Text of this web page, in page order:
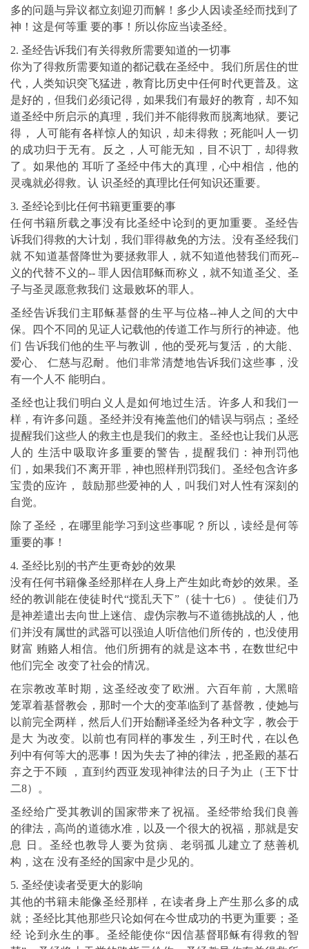
多的问题与异议都立刻迎刃而解！多少人因读圣经而找到了
神！这是何等重 要的事！所以你应当读圣经。
2. 圣经告诉我们有关得救所需要知道的一切事
你为了得救所需要知道的都记载在圣经中。我们所居住的世
代，人类知识突飞猛进，教育比历史中任何时代更普及。这
是好的，但我们必须记得，如果我们有最好的教育，却不知
道圣经中所启示的真理，我们并不能得救而脱离地狱。要记
得， 人可能有各样惊人的知识，却未得救；死能叫人一切
的成功归于无有。反之，人可能无知，目不识丁，却得救
了。如果他的 耳听了圣经中伟大的真理，心中相信，他的
灵魂就必得救。认 识圣经的真理比任何知识还重要。
3. 圣经论到比任何书籍更重要的事
任何书籍所载之事没有比圣经中论到的更加重要。圣经告
诉我们得救的大计划，我们罪得赦免的方法。没有圣经我们
就 不知道基督降世为要拯救罪人，就不知道他替我们而死--
义的代替不义的-- 罪人因信耶稣而称义，就不知道圣父、圣
子与圣灵愿意救我们 这最败坏的罪人。
圣经告诉我们主耶稣基督的生平与位格--神人之间的大中
保。四个不同的见证人记载他的传道工作与所行的神迹。他
们 告诉我们他的生平与教训，他的受死与复活，的大能、
爱心、 仁慈与忍耐。他们非常清楚地告诉我们这些事，没
有一个人不 能明白。
圣经也让我们明白义人是如何地过生活。许多人和我们一
样，有许多问题。圣经并没有掩盖他们的错误与弱点；圣经
提醒我们这些人的救主也是我们的救主。圣经也让我们从恶
人的 生活中吸取许多重要的警告，提醒我们：神刑罚他
们，如果我们不离开罪，神也照样刑罚我们。圣经包含许多
宝贵的应许， 鼓励那些爱神的人，叫我们对人性有深刻的
自觉。
除了圣经，在哪里能学习到这些事呢？所以，读经是何等
重要的事！
4. 圣经比别的书产生更奇妙的效果
没有任何书籍像圣经那样在人身上产生如此奇妙的效果。圣
经的教训能在使徒时代“搅乱天下”（徒十七6）。使徒们乃
是神差遣出去向世上迷信、虚伪宗教与不道德挑战的人，他
们并没有属世的武器可以强迫人听信他们所传的，也没使用
财富 贿赂人相信。他们所拥有的就是这本书，在数世纪中
他们完全 改变了社会的情况。
在宗教改革时期，这圣经改变了欧洲。六百年前，大黑暗
笼罩着基督教会，那时一个大的变革临到了基督教，使她与
以前完全两样，然后人们开始翻译圣经为各种文字，教会于
是大 为改变。以前也有同样的事发生，列王时代，在以色
列中有何等大的恶事！因为失去了神的律法，把圣殿的基石
弃之于不顾 ，直到约西亚发现神律法的日子为止（王下廿
二8）。
圣经给广受其教训的国家带来了祝福。圣经带给我们良善
的律法，高尚的道德水准，以及一个很大的祝福，那就是安
息 日。圣经也教导人要为贫病、老弱孤儿建立了慈善机
构，这在 没有圣经的国家中是少见的。
5. 圣经使读者受更大的影响
其他的书籍未能像圣经那样，在读者身上产生那么多的成
就；圣经比其他那些只论如何在今世成功的书更为重要；圣
经 论到永生的事。圣经能使你“因信基督耶稣有得救的智